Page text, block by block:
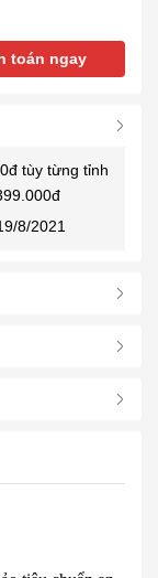
toán ngay
tùy từng tỉnh
8/2021